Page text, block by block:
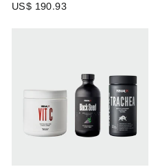
US$ 190.93